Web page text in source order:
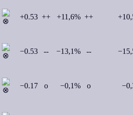
+0.53 ++ +11,6% ++
−0.53 -- −13,1% --
−0.17 o −0,1% o